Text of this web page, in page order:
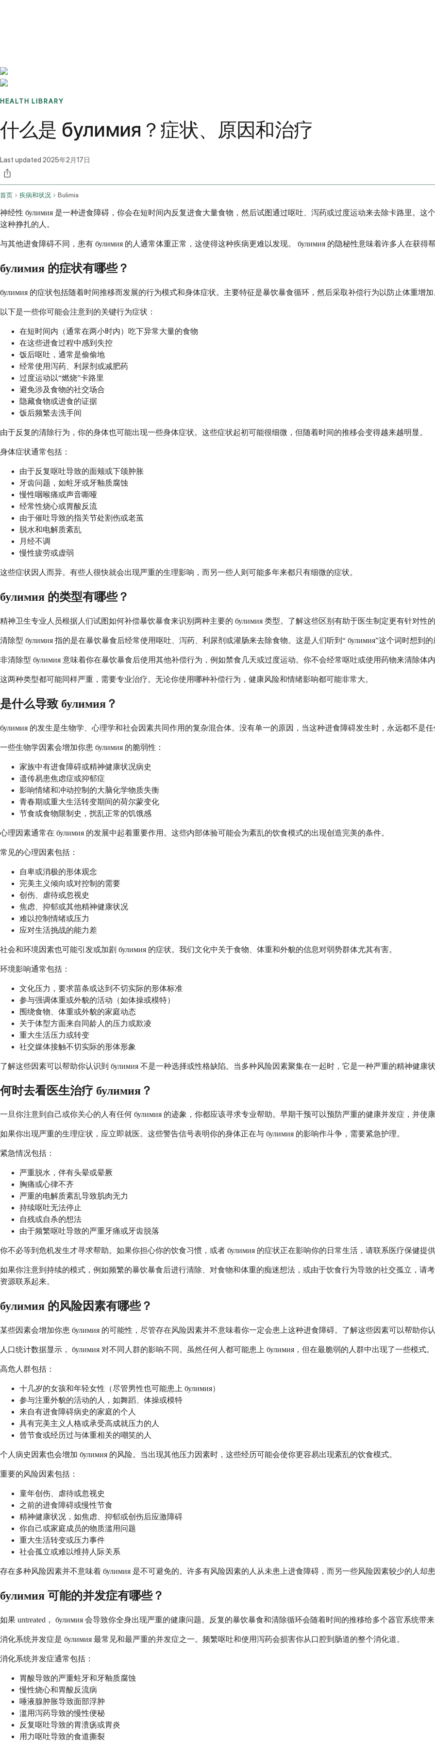
HEALTH LIBRARY
什么是 булимия？症状、原因和治疗
Last updated 2025年2月17日
首页 疾病和状况 Bulimia
神经性 булимия 是一种进食障碍，你会在短时间内反复进食大量食物，然后试图通过呕吐、泻药或过度运动来去除卡路里。
这种挣扎的人。
与其他进食障碍不同，患有 булимия 的人通常体重正常，这使得这种疾病更难以发现。 булимия 的隐秘性意味着许多人在获得
булимия 的症状有哪些？
булимия 的症状包括随着时间推移而发展的行为模式和身体症状。主要特征是暴饮暴食循环，然后采取补偿行为以防止体重增加
以下是一些你可能会注意到的关键行为症状：
在短时间内（通常在两小时内）吃下异常大量的食物
在这些进食过程中感到失控
饭后呕吐，通常是偷偷地
经常使用泻药、利尿剂或减肥药
过度运动以“燃烧”卡路里
避免涉及食物的社交场合
隐藏食物或进食的证据
饭后频繁去洗手间
由于反复的清除行为，你的身体也可能出现一些身体症状。这些症状起初可能很细微，但随着时间的推移会变得越来越明显。
身体症状通常包括：
由于反复呕吐导致的面颊或下颌肿胀
牙齿问题，如蛀牙或牙釉质腐蚀
慢性咽喉痛或声音嘶哑
经常性烧心或胃酸反流
由于催吐导致的指关节处割伤或老茧
脱水和电解质紊乱
月经不调
慢性疲劳或虚弱
这些症状因人而异。有些人很快就会出现严重的生理影响，而另一些人则可能多年来都只有细微的症状。
булимия 的类型有哪些？
精神卫生专业人员根据人们试图如何补偿暴饮暴食来识别两种主要的 булимия 类型。了解这些区别有助于医生制定更有针对性
清除型 булимия 指的是在暴饮暴食后经常使用呕吐、泻药、利尿剂或灌肠来去除食物。这是人们听到“ булимия”这个词时想到
非清除型 булимия 意味着你在暴饮暴食后使用其他补偿行为，例如禁食几天或过度运动。你不会经常呕吐或使用药物来清除体
这两种类型都可能同样严重，需要专业治疗。无论你使用哪种补偿行为，健康风险和情绪影响都可能非常大。
是什么导致 булимия？
булимия 的发生是生物学、心理学和社会因素共同作用的复杂混合体。没有单一的原因，当这种进食障碍发生时，永远都不是
一些生物学因素会增加你患 булимия 的脆弱性：
家族中有进食障碍或精神健康状况病史
遗传易患焦虑症或抑郁症
影响情绪和冲动控制的大脑化学物质失衡
青春期或重大生活转变期间的荷尔蒙变化
节食或食物限制史，扰乱正常的饥饿感
心理因素通常在 булимия 的发展中起着重要作用。这些内部体验可能会为紊乱的饮食模式的出现创造完美的条件。
常见的心理因素包括：
自卑或消极的形体观念
完美主义倾向或对控制的需要
创伤、虐待或忽视史
焦虑、抑郁或其他精神健康状况
难以控制情绪或压力
应对生活挑战的能力差
社会和环境因素也可能引发或加剧 булимия 的症状。我们文化中关于食物、体重和外貌的信息对弱势群体尤其有害。
环境影响通常包括：
文化压力，要求苗条或达到不切实际的形体标准
参与强调体重或外貌的活动（如体操或模特）
围绕食物、体重或外貌的家庭动态
关于体型方面来自同龄人的压力或欺凌
重大生活压力或转变
社交媒体接触不切实际的形体形象
了解这些因素可以帮助你认识到 булимия 不是一种选择或性格缺陷。当多种风险因素聚集在一起时，它是一种严重的精神健康
何时去看医生治疗 булимия？
一旦你注意到自己或你关心的人有任何 булимия 的迹象，你都应该寻求专业帮助。早期干预可以预防严重的健康并发症，并使
如果你出现严重的生理症状，应立即就医。这些警告信号表明你的身体正在与 булимия 的影响作斗争，需要紧急护理。
紧急情况包括：
严重脱水，伴有头晕或晕厥
胸痛或心律不齐
严重的电解质紊乱导致肌肉无力
持续呕吐无法停止
自残或自杀的想法
由于频繁呕吐导致的严重牙痛或牙齿脱落
你不必等到危机发生才寻求帮助。如果你担心你的饮食习惯，或者 булимия 的症状正在影响你的日常生活，请联系医疗保健提
如果你注意到持续的模式，例如频繁的暴饮暴食后进行清除、对食物和体重的痴迷想法，或由于饮食行为导致的社交孤立，请
资源联系起来。
булимия 的风险因素有哪些？
某些因素会增加你患 булимия 的可能性，尽管存在风险因素并不意味着你一定会患上这种进食障碍。了解这些因素可以帮助你
人口统计数据显示， булимия 对不同人群的影响不同。虽然任何人都可能患上 булимия，但在最脆弱的人群中出现了一些模式。
高危人群包括：
十几岁的女孩和年轻女性（尽管男性也可能患上 булимия）
参与注重外貌的活动的人，如舞蹈、体操或模特
来自有进食障碍病史的家庭的个人
具有完美主义人格或承受高成就压力的人
曾节食或经历过与体重相关的嘲笑的人
个人病史因素也会增加 булимия 的风险。当出现其他压力因素时，这些经历可能会使你更容易出现紊乱的饮食模式。
重要的风险因素包括：
童年创伤、虐待或忽视史
之前的进食障碍或慢性节食
精神健康状况，如焦虑、抑郁或创伤后应激障碍
你自己或家庭成员的物质滥用问题
重大生活转变或压力事件
社会孤立或难以维持人际关系
存在多种风险因素并不意味着 булимия 是不可避免的。许多有风险因素的人从未患上进食障碍，而另一些风险因素较少的人却
булимия 可能的并发症有哪些？
如果 untreated， булимия 会导致你全身出现严重的健康问题。反复的暴饮暴食和清除循环会随着时间的推移给多个器官系统带
消化系统并发症是 булимия 最常见和最严重的并发症之一。频繁呕吐和使用泻药会损害你从口腔到肠道的整个消化道。
消化系统并发症通常包括：
胃酸导致的严重蛀牙和牙釉质腐蚀
慢性烧心和胃酸反流病
唾液腺肿胀导致面部浮肿
滥用泻药导致的慢性便秘
反复呕吐导致的胃溃疡或胃炎
用力呕吐导致的食道撕裂